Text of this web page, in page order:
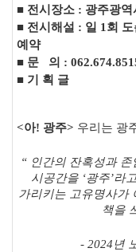
■ 전시장소 : 광주광
■ 전시해설 : 일 1회
예약
■ 문 의 :
■ 기 획 글
<아! 광주> 우리는 광
“ 인간의 잔혹성과
시공간을 ‘광주’라
가리키는 고유명사가
책을
- 2024년